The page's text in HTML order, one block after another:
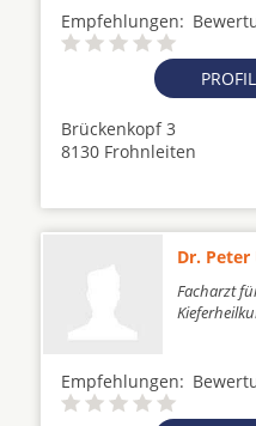
Empfehlungen:
Brückenkopf 3
8130 Frohnleiten
Dr. Peter
Facharzt
Empfehlungen: